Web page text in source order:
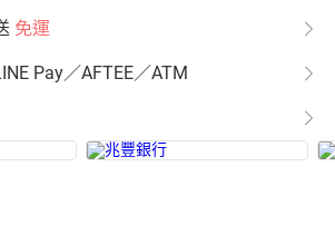
免運
Pay／AFTEE／ATM